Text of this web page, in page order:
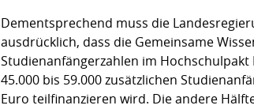
Dementsprechend muss die
ausdrücklich, dass die Gemeinsame
Studienanfängerzahlen im
45.000 bis 59.000 zusätzlichen
Euro teilfinanzieren wird. Die andere